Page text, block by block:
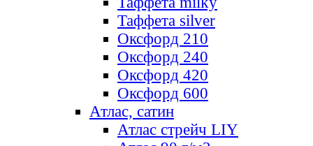
Таффета silver
Оксфорд 210
Оксфорд 240
Оксфорд 420
Оксфорд 600
Атлас, сатин
Атлас стрейч LIY